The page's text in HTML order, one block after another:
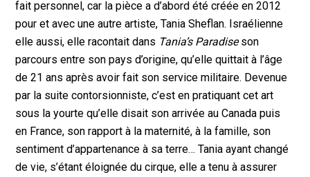
fait personnel, car la pièce a d’abord été créée en 2012
pour et avec une autre artiste, Tania Sheflan. Israélienne
elle aussi, elle racontait dans Tania’s Paradiseson
parcours entre son pays d’origine, qu’elle quittait à l’âge
de 21 ans après avoir fait son service militaire. Devenue
par la suite contorsionniste, c’est en pratiquant cet art
sous la yourte qu’elle disait son arrivée au Canada puis
en France, son rapport à la maternité, à la famille, son
sentiment d’appartenance à sa terre… Tania ayant changé
de vie, s’étant éloignée du cirque, elle a tenu à assurer